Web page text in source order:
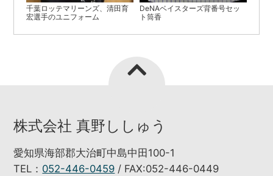
千葉ロッテマリーンズ、清田育
宏選手のユニフォーム
DeNAベイスターズ背番号セッ
ト筒香
株式会社 真野ししゅう
愛知県海部郡大治町中島中田100-1
TEL： 052-446-0459 / FAX:052-446-0449